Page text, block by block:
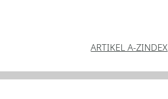
ARTIKEL A-ZINDEX